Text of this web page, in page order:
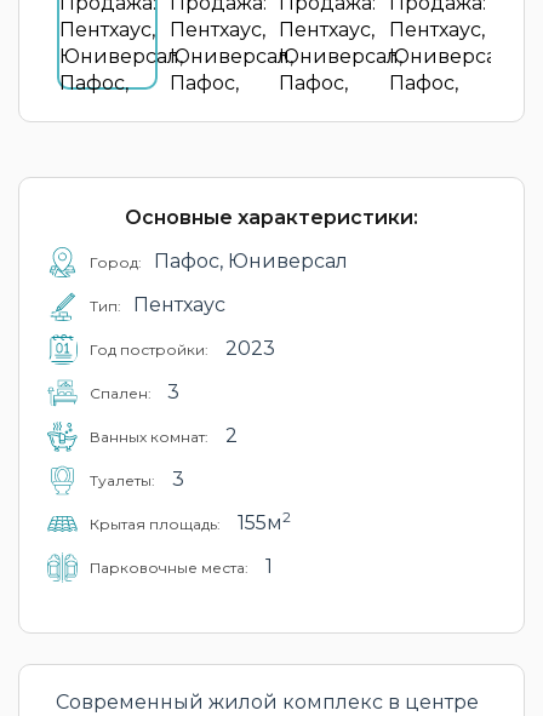
Основные характеристики:
Город: Пафос, Юниверсал
Тип: Пентхаус
Год постройки: 2023
Cпален: 3
Ванных комнат: 2
Туалеты: 3
Крытая площадь: 155м2
Парковочные места: 1
Современный жилой комплекс в центре